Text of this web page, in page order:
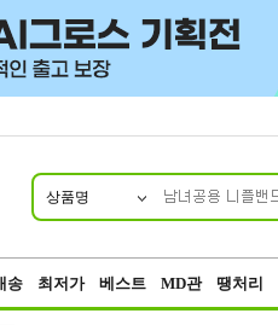
상품명
송 최저가 베스트 MD관 땡처리